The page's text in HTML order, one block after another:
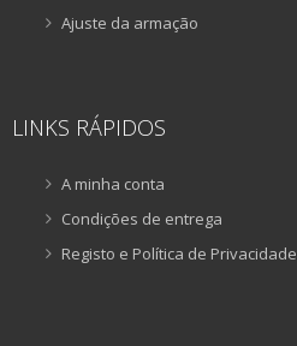
Ajuste da armação
LINKS RÁPIDOS
A minha conta
Condições de entrega
Registo e Política de Privacidade